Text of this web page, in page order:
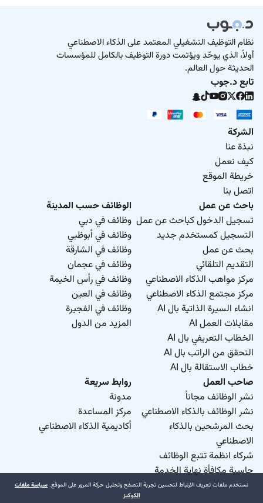
نظام التوظيف التشغيلي المعتمد على الذكاء الاصطناعي
أولاً، الذي يوحّد ويؤتمت دورة التوظيف بالكامل للمؤسسات
الحديثة حول العالم.
تابع د.جوب
الشركة
نبذة عنا
كيف نعمل
خريطة الموقع
اتصل بنا
باحث عن عمل
تسجيل الدخول كباحث عن عمل
التسجيل كمستخدم جديد
بحث عن عمل
التقديم التلقائي
مركز مواهب الذكاء الاصطناعي
مركز مجتمع الذكاء الاصطناعي
انشاء السيرة الذاتية بال AI
مقابلات العمل AI
الخطاب التعريفي بال AI
التحقق من الراتب بال AI
خطاب الاستقالة بال AI
الوظائف حسب المدينة
وظائف في دبي
وظائف في أبوظبي
وظائف في الشارقة
وظائف في عجمان
وظائف في رأس الخيمة
وظائف في العين
وظائف في الفجيرة
المزيد من الدول
صاحب العمل
نشر الوظائف مجاناً
نشر الوظائف بالذكاء الاصطناعي
بحث المرشحين بالذكاء
الاصطناعي
شركاء انظمة تتبع الوظائف
حاسبة مكافأة نهاية الخدمة
روابط سريعة
مدونة
مركز المساعدة
أكاديمية الذكاء الاصطناعي
نستخدم ملفات تعريف الارتباط لتحسين تجربة التصفح وتحليل حركة المرور على الموقع. سياسة ملفات
الكوكيز